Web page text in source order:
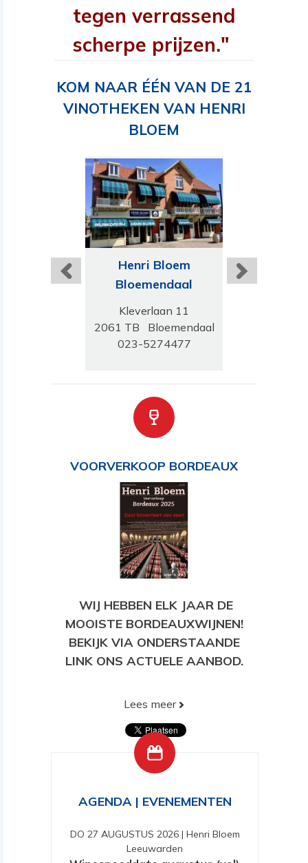
tegen verrassend
scherpe prijzen."
KOM NAAR ÉÉN VAN DE 21
VINOTHEKEN VAN HENRI
BLOEM
Henri Bloem
Bloemendaal
Kleverlaan 11
2061 TB Bloemendaal
023-5274477
VOORVERKOOP BORDEAUX
WIJ HEBBEN ELK JAAR DE
MOOISTE BORDEAUXWIJNEN!
BEKIJK VIA ONDERSTAANDE
LINK ONS ACTUELE AANBOD.
AANBOD!
Lees meer
AGENDA | EVENEMENTEN
DO 27 AUGUSTUS 2026| Henri Bloem
Leeuwarden